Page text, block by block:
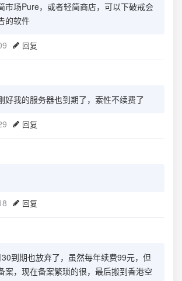
市场Pure，或者轻简商店，可以下破戒会
的软件
回复
好我的服务器也到期了，索性不续费了
回复
回复
到期也放弃了，虽然每年续费99元，但
案，现在备案繁琐的很，最后搬到香港空